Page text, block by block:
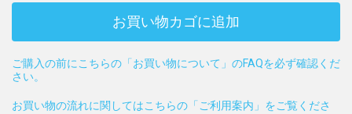
お買い物カゴに追加
ご購入の前にこちらの「お買い物について」のFAQを必ず確認くだ
さい。
お買い物の流れに関してはこちらの「ご利用案内」をご覧くださ